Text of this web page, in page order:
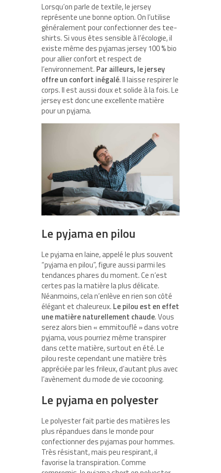
Lorsqu’on parle de textile, le jersey
représente une bonne option. On l’utilise
généralement pour confectionner des tee-
shirts. Si vous êtes sensible à l’écologie, il
existe même des pyjamas jersey 100 % bio
pour allier confort et respect de
l’environnement. Par ailleurs, le jersey
offre un confort inégalé. Il laisse respirer le
corps. Il est aussi doux et solide à la fois. Le
jersey est donc une excellente matière
pour un pyjama.
Le pyjama en pilou
Le pyjama en laine, appelé le plus souvent
“pyjama en pilou”, figure aussi parmi les
tendances phares du moment. Ce n’est
certes pas la matière la plus délicate.
Néanmoins, cela n’enlève en rien son côté
élégant et chaleureux. Le pilou est en effet
une matière naturellement chaude. Vous
serez alors bien « emmitouflé » dans votre
pyjama, vous pourriez même transpirer
dans cette matière, surtout en été. Le
pilou reste cependant une matière très
appréciée par les frileux, d’autant plus avec
l’avènement du mode de vie cocooning.
Le pyjama en polyester
Le polyester fait partie des matières les
plus répandues dans le monde pour
confectionner des pyjamas pour hommes.
Très résistant, mais peu respirant, il
favorise la transpiration. Comme